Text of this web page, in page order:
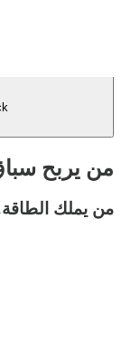
من يربح
من يملك